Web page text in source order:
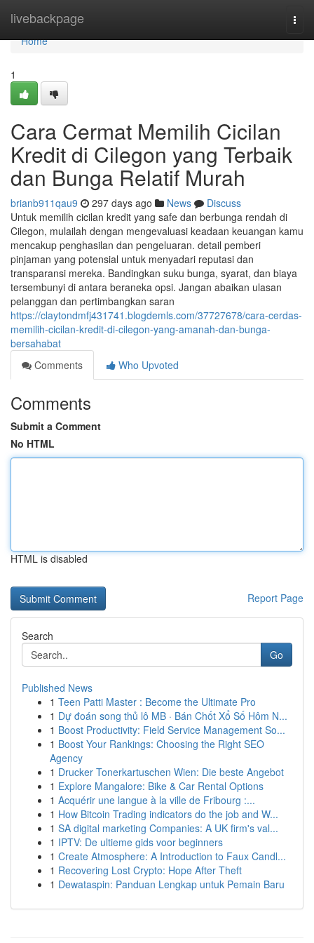
livebackpage
Home
Home
1
Cara Cermat Memilih Cicilan
Kredit di Cilegon yang Terbaik
dan Bunga Relatif Murah
brianb911qau9 297 days ago News
Discuss
Untuk memilih cicilan kredit yang safe dan berbunga rendah di
Cilegon, mulailah dengan mengevaluasi keadaan keuangan kamu
mencakup penghasilan dan pengeluaran. detail pemberi
pinjaman yang potensial untuk menyadari reputasi dan
transparansi mereka. Bandingkan suku bunga, syarat, dan biaya
tersembunyi di antara beraneka opsi. Jangan abaikan ulasan
pelanggan dan pertimbangkan saran
https://claytondmfj431741.blogdemls.com/37727678/cara-cerdas-
memilih-cicilan-kredit-di-cilegon-yang-amanah-dan-bunga-
bersahabat
Comments
Who Upvoted
Comments
Submit a Comment
No HTML
HTML is disabled
Report Page
Search
Go
Published News
1 Teen Patti Master : Become the Ultimate Pro
1 Dự đoán song thủ lô MB · Bán Chốt Xổ Số Hôm N...
1 Boost Productivity: Field Service Management So...
1 Boost Your Rankings: Choosing the Right SEO
Agency
1 Drucker Tonerkartuschen Wien: Die beste Angebot
1 Explore Mangalore: Bike & Car Rental Options
1 Acquérir une langue à la ville de Fribourg :...
1 How Bitcoin Trading indicators do the job and W...
1 SA digital marketing Companies: A UK firm's val...
1 IPTV: De ultieme gids voor beginners
1 Create Atmosphere: A Introduction to Faux Candl...
1 Recovering Lost Crypto: Hope After Theft
1 Dewataspin: Panduan Lengkap untuk Pemain Baru